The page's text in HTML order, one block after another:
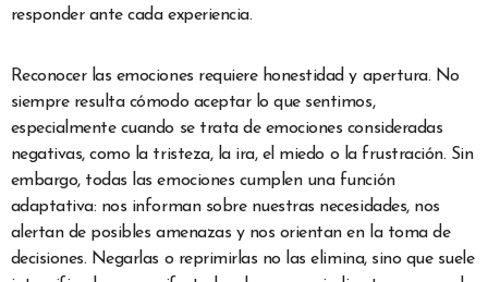
responder ante cada experiencia.
Reconocer las emociones requiere honestidad y apertura. No
siempre resulta cómodo aceptar lo que sentimos,
especialmente cuando se trata de emociones consideradas
negativas, como la tristeza, la ira, el miedo o la frustración. Sin
embargo, todas las emociones cumplen una función
adaptativa: nos informan sobre nuestras necesidades, nos
alertan de posibles amenazas y nos orientan en la toma de
decisiones. Negarlas o reprimirlas no las elimina, sino que suele